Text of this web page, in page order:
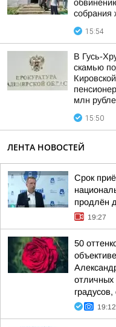
собрания
15:54
В Гусь-
скамью
млн
15:50
ЛЕНТА НОВОСТЕЙ
Срок
продлён
19:27
50
19:12